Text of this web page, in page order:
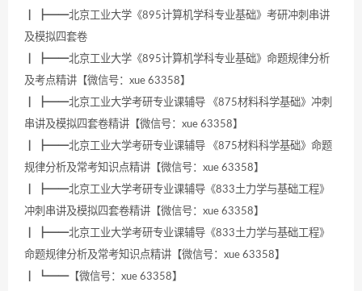
┃ ┣━━北京工业大学《895计算机学科专业基础》考研冲刺串讲
及模拟四套卷
┃ ┣━━北京工业大学《895计算机学科专业基础》命题规律分析
及考点精讲【微信号：xue 63358】
┃ ┣━━北京工业大学考研专业课辅导 《875材料科学基础》冲刺
串讲及模拟四套卷精讲【微信号：xue 63358】
┃ ┣━━北京工业大学考研专业课辅导 《875材料科学基础》命题
规律分析及常考知识点精讲【微信号：xue 63358】
┃ ┣━━北京工业大学考研专业课辅导《833土力学与基础工程》
冲刺串讲及模拟四套卷精讲【微信号：xue 63358】
┃ ┣━━北京工业大学考研专业课辅导《833土力学与基础工程》
命题规律分析及常考知识点精讲【微信号：xue 63358】
┃ ┗━━【微信号：xue 63358】